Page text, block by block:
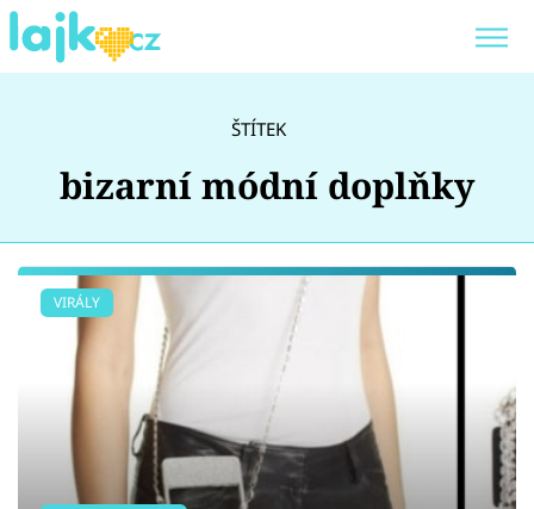
Témata
Showbyznys
Youtubeři
Virály
ŠTÍTEK
bizarní módní doplňky
VIRÁLY